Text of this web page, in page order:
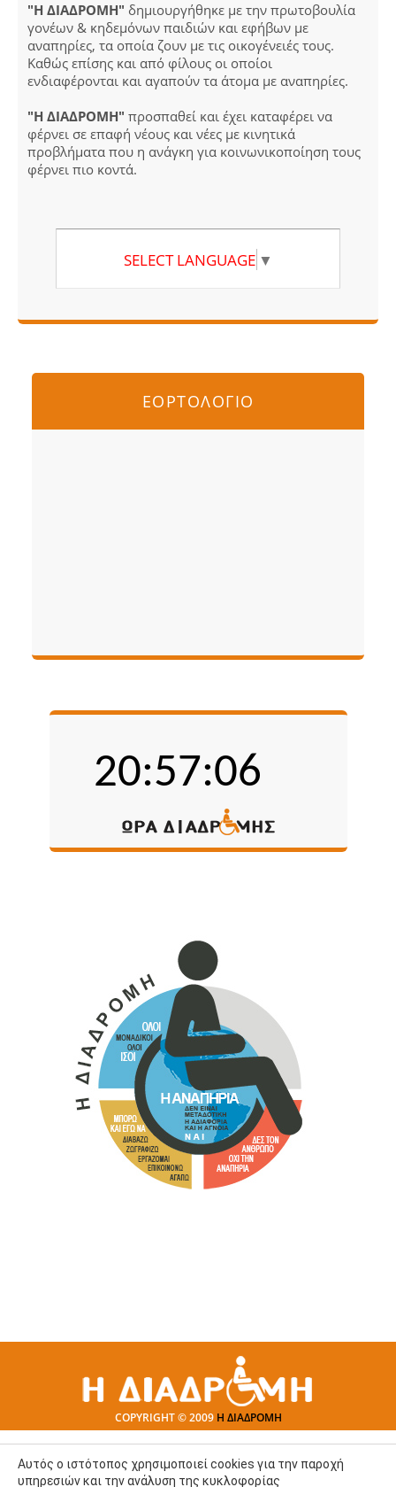
"Η ΔΙΑΔΡΟΜΗ" δημιουργήθηκε με την πρωτοβουλία
γονέων & κηδεμόνων παιδιών και εφήβων με
αναπηρίες, τα οποία ζουν με τις οικογένειές τους.
Καθώς επίσης και από φίλους οι οποίοι
ενδιαφέρονται και αγαπούν τα άτομα με αναπηρίες.
"Η ΔΙΑΔΡΟΜΗ" προσπαθεί και έχει καταφέρει να
φέρνει σε επαφή νέους και νέες με κινητικά
προβλήματα που η ανάγκη για κοινωνικοποίηση τους
φέρνει πιο κοντά.
SELECT LANGUAGE ▼
ΕΟΡΤΟΛΟΓΙΟ
COPYRIGHT © 2009 Η ΔΙΑΔΡΟΜΗ
Αυτός ο ιστότοπος χρησιμοποιεί cookies για την παροχή
υπηρεσιών και την ανάλυση της κυκλοφορίας